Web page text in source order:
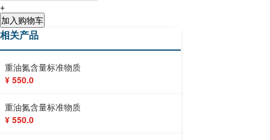
+
加入购物车
相关产品
重油氮含量标准物质
¥ 550.0
重油氮含量标准物质
¥ 550.0